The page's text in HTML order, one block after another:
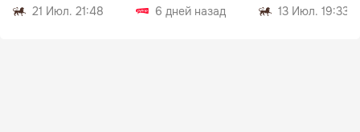
21 Июл. 21:48
биржами
6 дней назад
13 Июл. 19:33